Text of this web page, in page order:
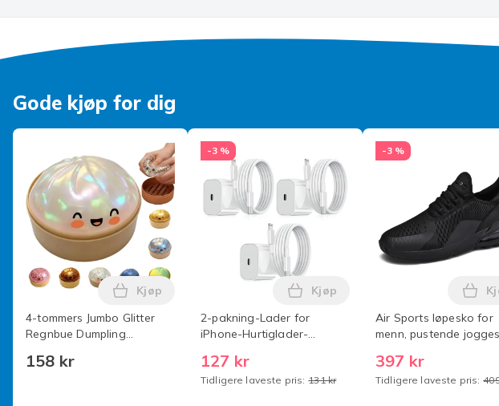
Gode kjøp for dig
4-tommers Jumbo Glitter
Regnbue Dumpling
Leketøy med Dampboks,
158 kr
Legg 4-tommers Jumbo Glitter Regnbue Dumpling
Kjøp
-3 %
2-pakning-Lader for
iPhone-Hurtiglader-
One Size iPhone 2-pakning
iPhone （NT） 2-pakning
127 kr
Tidligere laveste pris: 131 kr
Legg 2-pakning-Lader for
Kjøp
-3 %
Air Sports løpesko for
menn, pustende
397 kr
Tidligere laveste pris: